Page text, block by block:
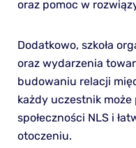
oraz pomoc w
Dodatkowo, szkoła
oraz wydarzenia
budowaniu relacji
każdy uczestnik
społeczności NLS i
otoczeniu.